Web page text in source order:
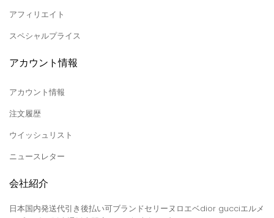
アフィリエイト
スペシャルプライス
アカウント情報
アカウント情報
注文履歴
ウイッシュリスト
ニュースレター
会社紹介
日本国内発送代引き後払い可ブランドセリーヌロエベdior gucciエルメ